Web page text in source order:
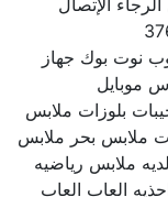
الإتصال
نوت بوك جهاز
بلوزات ملابس
ملابس بحر ملابس
ملابس رياضيه
العاب العاب